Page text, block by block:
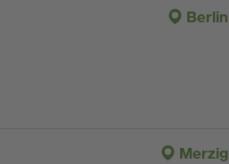
Berlin
Merzig